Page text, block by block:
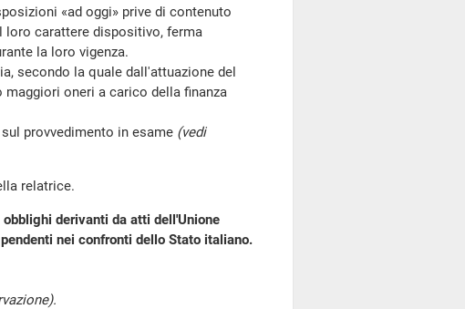
«ad oggi» prive di contenuto
loro carattere dispositivo, ferma
la loro vigenza.
secondo la quale dall'attuazione del
maggiori oneri a carico della finanza
provvedimento in esame (vedi
relatrice.
derivanti da atti dell'Unione
nei confronti dello Stato italiano.